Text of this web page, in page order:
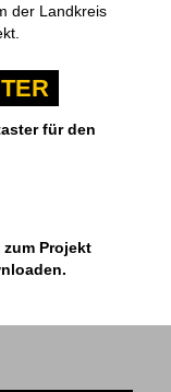
der Landkreis
für den
Projekt